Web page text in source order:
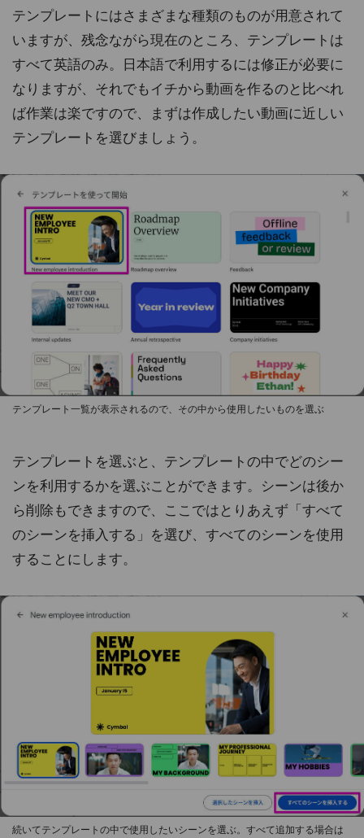
テンプレートにはさまざまな種類のものが用意されて
いますが、残念ながら現在のところ、テンプレートは
すべて英語のみ。日本語で利用するには修正が必要に
なりますが、それでもイチから動画を作るのと比べれ
ば作業は楽ですので、まずは作成したい動画に近しい
テンプレートを選びましょう。
テンプレート一覧が表示されるので、その中から使用したいものを選ぶ
テンプレートを選ぶと、テンプレートの中でどのシー
ンを利用するかを選ぶことができます。シーンは後か
ら削除もできますので、ここではとりあえず「すべて
のシーンを挿入する」を選び、すべてのシーンを使用
することにします。
続いてテンプレートの中で使用したいシーンを選ぶ。すべて追加する場合は